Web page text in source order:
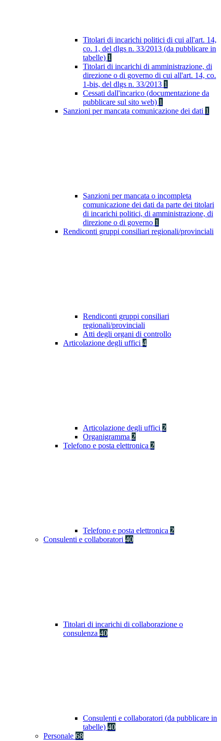
Titolari di incarichi politici di cui all'art. 14,
co. 1, del dlgs n. 33/2013 (da pubblicare in
tabelle) 1
Titolari di incarichi di amministrazione, di
direzione o di governo di cui all'art. 14, co.
1-bis, del dlgs n. 33/2013 1
Cessati dall'incarico (documentazione da
pubblicare sul sito web) 1
Sanzioni per mancata comunicazione dei dati 1
Sanzioni per mancata o incompleta
comunicazione dei dati da parte dei titolari
di incarichi politici, di amministrazione, di
direzione o di governo 1
Rendiconti gruppi consiliari regionali/provinciali
Rendiconti gruppi consiliari
regionali/provinciali
Atti degli organi di controllo
Articolazione degli uffici 4
Articolazione degli uffici 2
Organigramma 2
Telefono e posta elettronica 2
Telefono e posta elettronica 2
Consulenti e collaboratori 40
Titolari di incarichi di collaborazione o
consulenza 40
Consulenti e collaboratori (da pubblicare in
tabelle) 40
Personale 68